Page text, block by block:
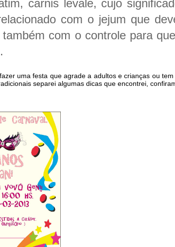
carnis levale, cujo
com o jejum que
com o controle para
.
uma festa que agrade a adultos e crianças ou tem
separei algumas dicas que encontrei,